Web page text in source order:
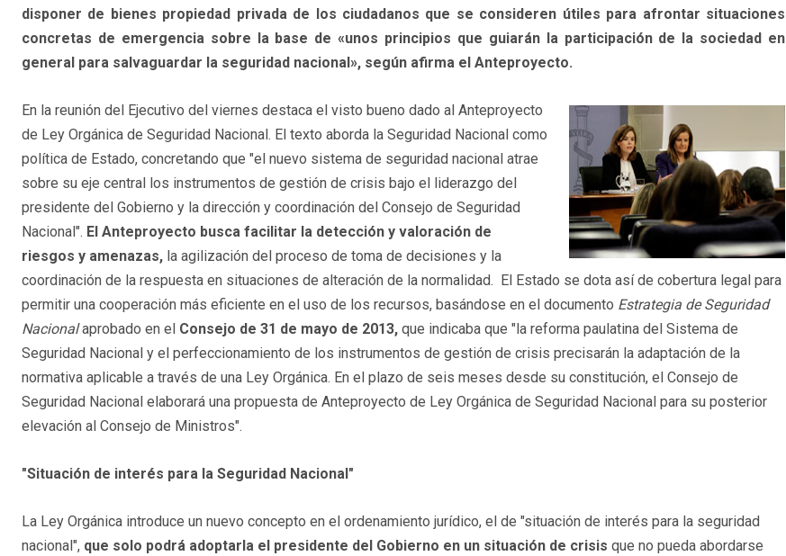
disponer de bienes propiedad privada de los ciudadanos que se consideren útiles para afrontar situaciones
concretas de emergencia sobre la base de «unos principios que guiarán la participación de la sociedad en
general para salvaguardar la seguridad nacional», según afirma el Anteproyecto.
En la reunión del Ejecutivo del viernes destaca el visto bueno dado al Anteproyecto
de Ley Orgánica de Seguridad Nacional. El texto aborda la Seguridad Nacional como
política de Estado, concretando que "el nuevo sistema de seguridad nacional atrae
sobre su eje central los instrumentos de gestión de crisis bajo el liderazgo del
presidente del Gobierno y la dirección y coordinación del Consejo de Seguridad
Nacional". El Anteproyecto busca facilitar la detección y valoración de
riesgos y amenazas, la agilización del proceso de toma de decisiones y la
coordinación de la respuesta en situaciones de alteración de la normalidad. El Estado se dota así de cobertura legal para
permitir una cooperación más eficiente en el uso de los recursos, basándose en el documento Estrategia de Seguridad
Nacionalaprobado en el Consejo de 31 de mayo de 2013, que indicaba que "la reforma paulatina del Sistema de
Seguridad Nacional y el perfeccionamiento de los instrumentos de gestión de crisis precisarán la adaptación de la
normativa aplicable a través de una Ley Orgánica. En el plazo de seis meses desde su constitución, el Consejo de
Seguridad Nacional elaborará una propuesta de Anteproyecto de Ley Orgánica de Seguridad Nacional para su posterior
elevación al Consejo de Ministros".
"Situación de interés para la Seguridad Nacional"
La Ley Orgánica introduce un nuevo concepto en el ordenamiento jurídico, el de "situación de interés para la seguridad
nacional", que solo podrá adoptarla el presidente del Gobierno en un situación de crisis que no pueda abordarse